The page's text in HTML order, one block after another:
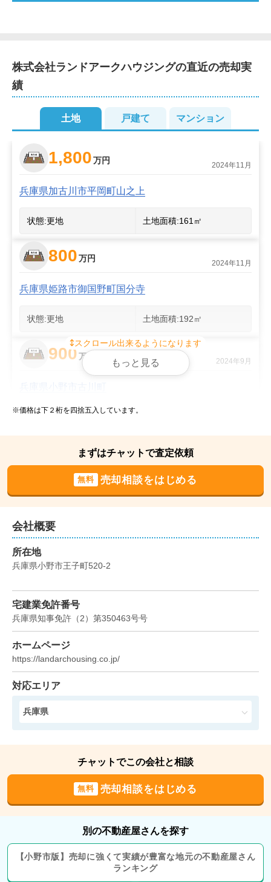
株式会社ランドアークハウジングの直近の売却実
績
土地 戸建て マンション
1,800万円 2024年11月
兵庫県加古川市平岡町山之上
状態:更地 土地面積:161 ㎡
800万円 2024年11月
兵庫県姫路市御国野町国分寺
状態:更地 土地面積:192㎡
900万円 2024年9月
状態: 古家あり
1,600万円
兵庫県加古川市新神野六丁目
状態: 更地 土地面積:
1,200
兵庫県姫路市白浜町寺家一丁目
状態:更地
スクロール出来るようになります
もっと見る
※価格は下２桁を四捨五入しています。
まずはチャットで査定依頼
無料 売却相談をはじめる
会社概要
所在地
兵庫県小野市王子町520-2
宅建業免許番号
兵庫県知事免許 （2） 第350463号号
ホームページ
https://landarchousing.co.jp/
対応エリア
兵庫県
チャットでこの会社と相談
無料 売却相談をはじめる
別の不動産屋さんを探す
【小野市版】 売却に強くて実績が豊富な地元の不動産屋さん
ランキング